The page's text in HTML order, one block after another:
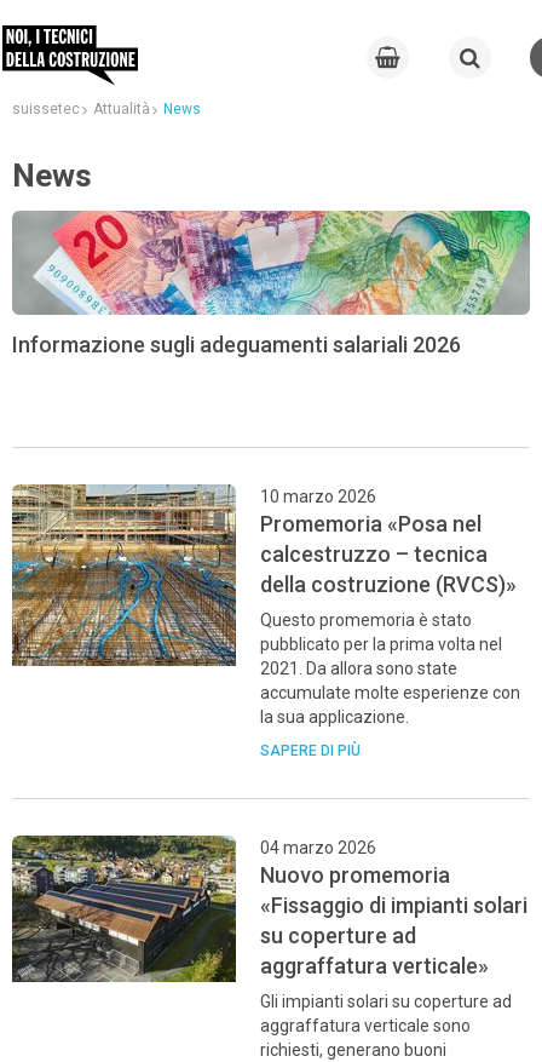
suissetec Attualità News
News
10 marzo 2026
Promemoria «Posa nel
calcestruzzo – tecnica
della costruzione (RVCS)»
Questo promemoria è stato
pubblicato per la prima volta nel
2021. Da allora sono state
accumulate molte esperienze con
la sua applicazione.
SAPERE DI PIÙ
04 marzo 2026
Nuovo promemoria
«Fissaggio di impianti solari
su coperture ad
aggraffatura verticale»
Gli impianti solari su coperture ad
aggraffatura verticale sono
richiesti, generano buoni
Informazione sugli adeguamenti salariali 2026